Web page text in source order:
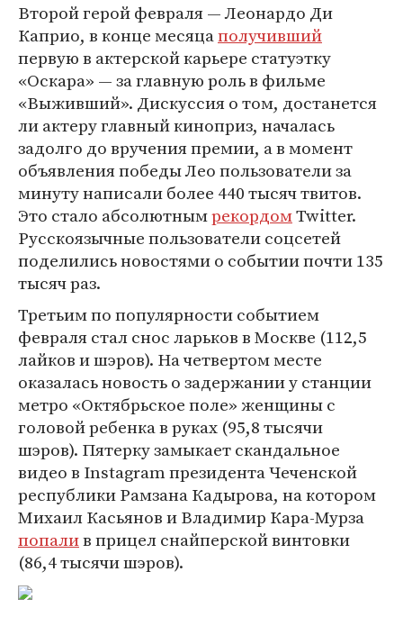
Второй герой февраля — Леонардо Ди
Каприо, в конце месяцаполучивший
первую в актерской карьере статуэтку
«Оскара» — за главную роль в фильме
«Выживший». Дискуссия о том, достанется
ли актеру главный киноприз, началась
задолго до вручения премии, а в момент
объявления победы Лео пользователи за
минуту написали более 440 тысяч твитов.
Это стало абсолютнымрекордомTwitter.
Русскоязычные пользователи соцсетей
поделились новостями о событии почти 135
тысяч раз.
Третьим по популярности событием
февраля стал снос ларьков в Москве (112,5
лайков и шэров). На четвертом месте
оказалась новость о задержании у станции
метро «Октябрьское поле» женщины с
головой ребенка в руках (95,8 тысячи
шэров). Пятерку замыкает скандальное
видео в Instagram президента Чеченской
республики Рамзана Кадырова, на котором
Михаил Касьянов и Владимир Кара-Мурза
попалив прицел снайперской винтовки
(86,4 тысячи шэров).